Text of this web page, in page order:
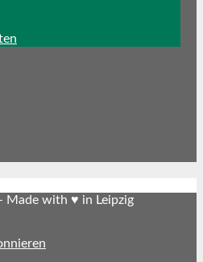
Made with ♥ in Leipzig